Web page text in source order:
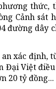
thức,
Cảnh sát
đường dây
xác định,t
Đại Việt
20 tỷ đồng...